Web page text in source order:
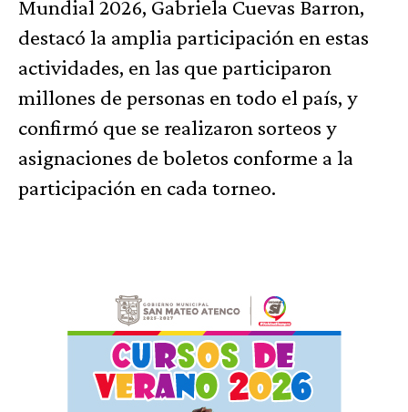
Mundial 2026, Gabriela Cuevas Barron,
destacó la amplia participación en estas
actividades, en las que participaron
millones de personas en todo el país, y
confirmó que se realizaron sorteos y
asignaciones de boletos conforme a la
participación en cada torneo.